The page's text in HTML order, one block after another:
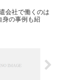
会社で働くのは
身の事例も紹